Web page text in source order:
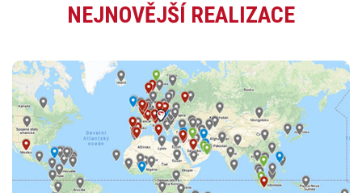
NEJNOVĚJŠÍ REALIZACE